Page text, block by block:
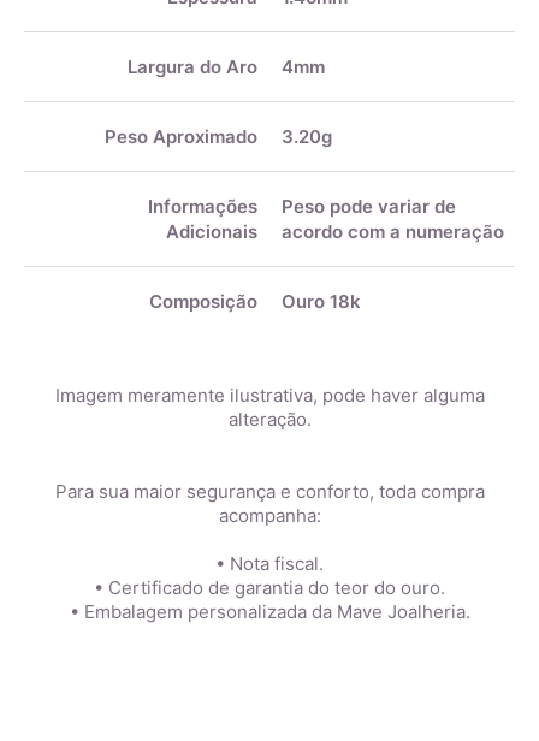
Largura do Aro 4mm
Peso Aproximado 3.20g
Informações
Adicionais
Peso pode variar de
acordo com a numeração
Composição Ouro 18k
Imagem meramente ilustrativa, pode haver alguma
alteração.
Para sua maior segurança e conforto, toda compra
acompanha:
• Nota fiscal.
• Certificado de garantia do teor do ouro.
• Embalagem personalizada da Mave Joalheria.